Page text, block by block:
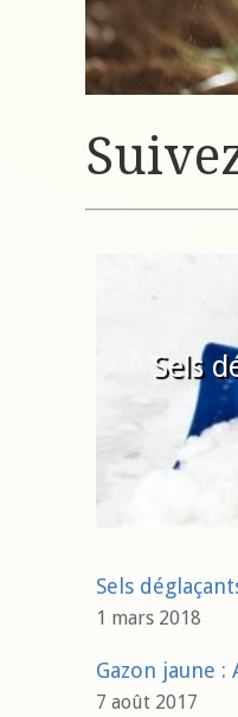
Sels
Sels
1 mars 2018
Gazon jaune
7 août 2017